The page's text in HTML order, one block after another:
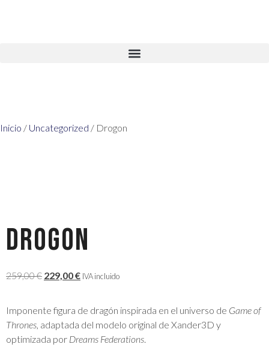
Inicio / Uncategorized / Drogon
Drogon
259,00€ 229,00€ IVA incluido
Imponente figura de dragón inspirada en el universo de Game of
Thrones, adaptada del modelo original de Xander3D y
optimizada por Dreams Federations.